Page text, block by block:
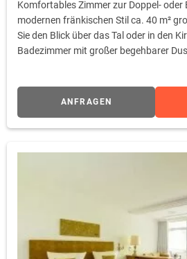
Komfortables Zimmer zur Doppel- oder
modernen fränkischen Stil ca. 40 m²
Sie den Blick über das Tal oder in den
Badezimmer mit großer begehbarer
ANFRAGEN